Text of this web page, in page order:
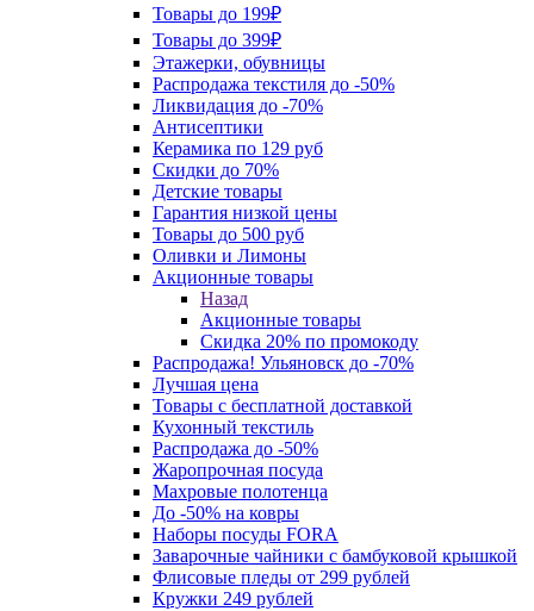
Товары до 199₽
Товары до 399₽
Этажерки, обувницы
Распродажа текстиля до -50%
Ликвидация до -70%
Антисептики
Керамика по 129 руб
Скидки до 70%
Детские товары
Гарантия низкой цены
Товары до 500 руб
Оливки и Лимоны
Акционные товары
Назад
Акционные товары
Скидка 20% по промокоду
Распродажа! Ульяновск до -70%
Лучшая цена
Товары с бесплатной доставкой
Кухонный текстиль
Распродажа до -50%
Жаропрочная посуда
Махровые полотенца
До -50% на ковры
Наборы посуды FORA
Заварочные чайники с бамбуковой крышкой
Флисовые пледы от 299 рублей
Кружки 249 рублей